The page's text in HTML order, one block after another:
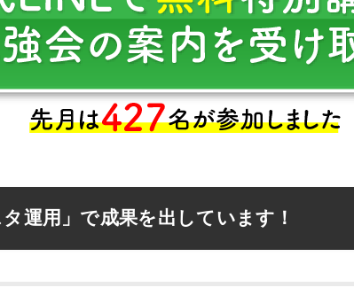
運用」で成果を出しています！